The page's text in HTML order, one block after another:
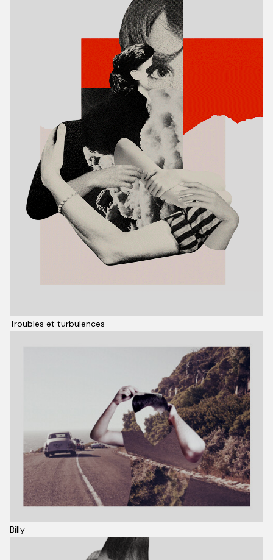
Troubles et turbulences
Billy